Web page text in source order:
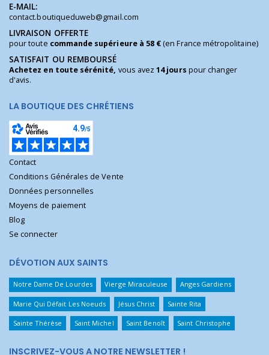
E-MAIL:
contact.boutiqueduweb@gmail.com
LIVRAISON OFFERTE
pour toute commande supérieure à 58 €(en France métropolitaine)
SATISFAIT OU REMBOURSÉ
Achetez en toute sérénité, vous avez14 jours pour changer
d'avis.
LA BOUTIQUE DES CHRÉTIENS
Contact
Conditions Générales de Vente
Données personnelles
Moyens de paiement
Blog
Se connecter
DÉVOTION AUX SAINTS
Notre Dame De Lourdes Vierge Miraculeuse Anges Gardiens
Marie Qui Défait Les Noeuds Jésus Christ Sainte Rita
Sainte Thérèse Saint Michel Saint Benoît Saint Christophe
INSCRIVEZ-VOUS A NOTRE NEWSLETTER !